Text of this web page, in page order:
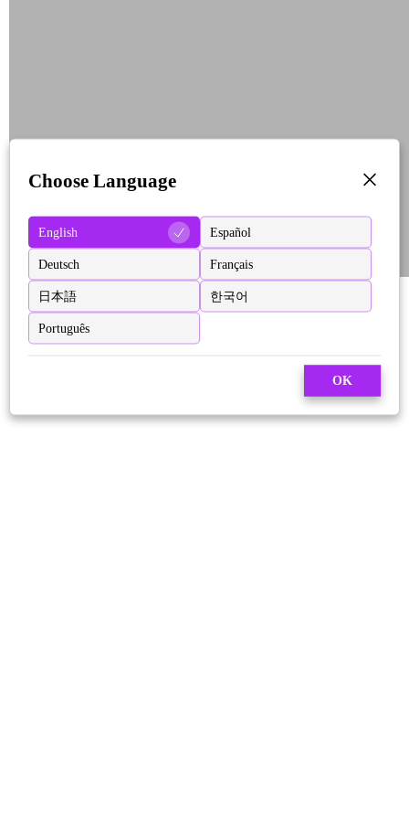
Choose Language
English Español
Deutsch Français
日本語 한국어
Português
OK